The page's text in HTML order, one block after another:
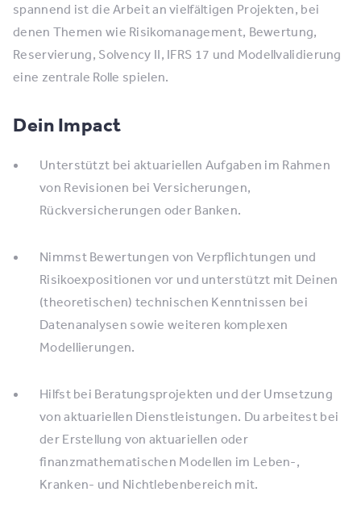
spannend ist die Arbeit an vielfältigen Projekten, bei
denen Themen wie Risikomanagement, Bewertung,
Reservierung, Solvency II, IFRS 17 und Modellvalidierung
eine zentrale Rolle spielen.
Dein Impact
Unterstützt bei aktuariellen Aufgaben im Rahmen
von Revisionen bei Versicherungen,
Rückversicherungen oder Banken.
Nimmst Bewertungen von Verpflichtungen und
Risikoexpositionen vor und unterstützt mit Deinen
(theoretischen) technischen Kenntnissen bei
Datenanalysen sowie weiteren komplexen
Modellierungen.
Hilfst bei Beratungsprojekten und der Umsetzung
von aktuariellen Dienstleistungen. Du arbeitest bei
der Erstellung von aktuariellen oder
finanzmathematischen Modellen im Leben-,
Kranken- und Nichtlebenbereich mit.